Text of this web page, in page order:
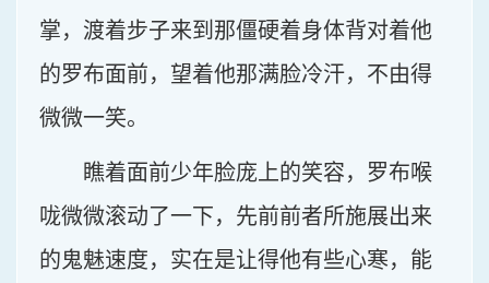
掌，渡着步子来到那僵硬着身体背对着他
的罗布面前，望着他那满脸冷汗，不由得
微微一笑。
瞧着面前少年脸庞上的笑容，罗布喉
咙微微滚动了一下，先前前者所施展出来
的鬼魅速度，实在是让得他有些心寒，能